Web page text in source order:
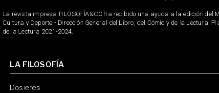
La revista impresa FILOSOFÍA&CO ha recibido una ayuda a la edición del
Cultura y Deporte - Dirección General del Libro, del Cómic y de la Lectura.
de la Lectura 2021-2024.
LA FILOSOFÍA
Dosieres